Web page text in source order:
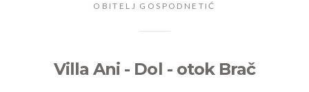
OBITELJ GOSPODNETIĆ
Villa Ani - Dol - otok Brač